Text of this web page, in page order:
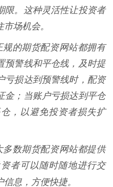
限。这种灵活性让投资者
场机会。
的期货配资网站都拥有
预警线和平仓线，及时提
亏损达到预警线时，配资
金；当账户亏损达到平仓
，以避免投资者损失扩
数期货配资网站都提供
者可以随时随地进行交
信息，方便快捷。